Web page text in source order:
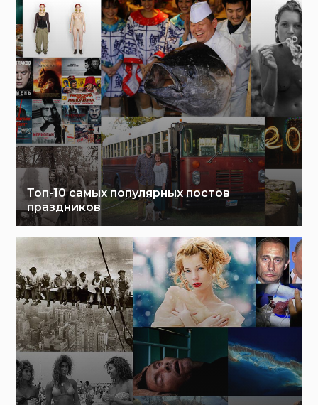
Топ-10 самых популярных постов
праздников